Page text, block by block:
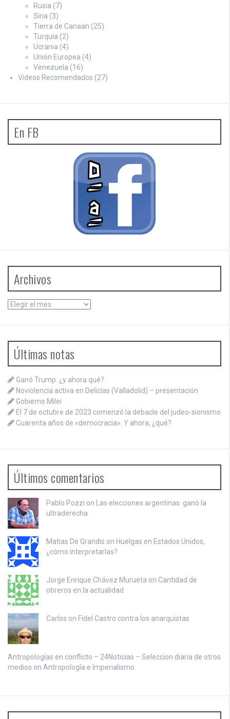
Rusia (7)
Siria (3)
Tierra de Canaan (25)
Turquía (2)
Ucrania (4)
Unión Europea (4)
Venezuela (16)
Videos Recomendados (27)
En FB
Archivos
Archivos
Últimas notas
Ganó Trump: ¿y ahora qué?
Noviolencia activa en Delicias (Valladolid) – presentación
Gobierno Milei
El 7 de octubre de 2023 comenzó la debacle del judeo-sionismo
Cuarenta años de «democracia»: Y ahora, ¿qué?
Últimos comentarios
Pablo Pozzi on
Las elecciones argentinas: ganó la
ultraderecha
Matias De Grandis on Huelgas en Estados Unidos,
¿cómo interpretarlas?
Jorge Enrique Chávez Murueta on Cantidad de
obreros en la actualidad
Carlos on Fidel Castro contra los anarquistas
Antropologías en conflicto – 24Noticias – Seleccion diaria de otros
medios on Antropología e Imperialismo